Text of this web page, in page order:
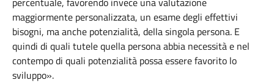
maggiormente personalizzata, un esame degli effettivi
bisogni, ma anche potenzialità, della singola persona. E
quindi di quali tutele quella persona abbia necessità e nel
contempo di quali potenzialità possa essere favorito lo
sviluppo».